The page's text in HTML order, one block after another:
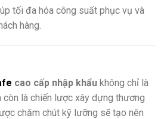
tối đa hóa công suất phục vụ và
hàng.
cao cấp nhập khẩu không chỉ là
còn là chiến lược xây dựng thương
chăm chút kỹ lưỡng sẽ tạo nên